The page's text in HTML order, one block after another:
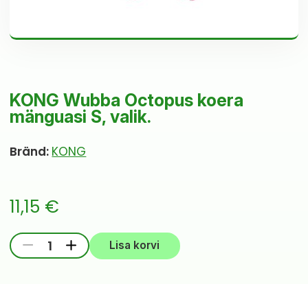
KONG Wubba Octopus koera
mänguasi S, valik.
Bränd: KONG
11,15 €
-
KONG
Wubba
+ Lisa korvi